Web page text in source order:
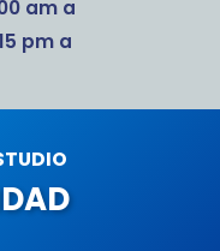
am a
pm a